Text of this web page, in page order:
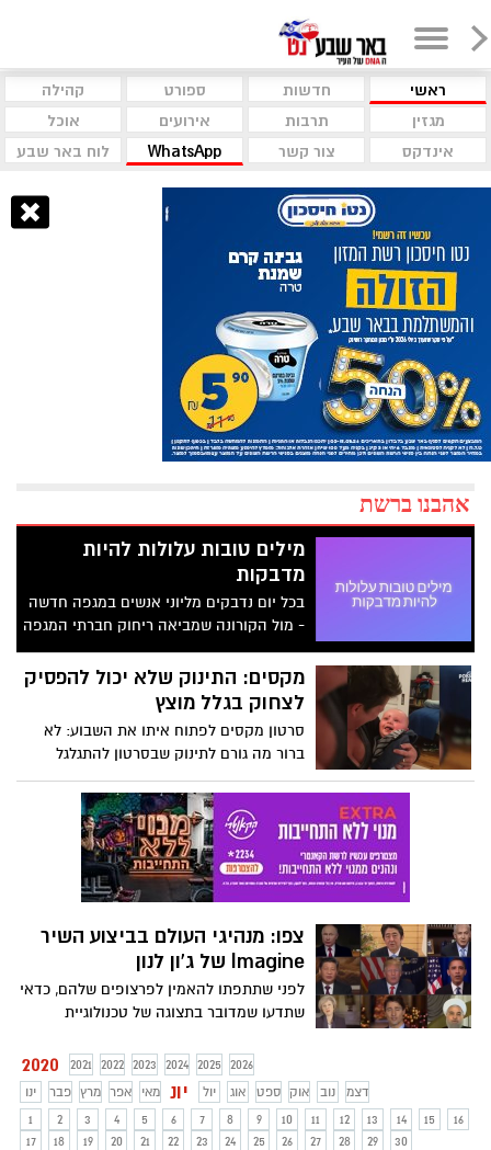
ראשי חדשות ספורט
קהילה
מגזין
תרבות אירועים
אוכל
אינדקס
צור קשר WhatsApp לוח באר שבע
אהבנו ברשת
מילים טובות עלולות להיות
מדבקות
בכל יום נדבקים מליוני אנשים במגפה חדשה
- מול הקורונה שמביאה ריחוק חברתי המגפה
הזאת דווקא מקרבת!
מקסים: התינוק שלא יכול להפסיק
לצחוק בגלל מוצץ
סרטון מקסים לפתוח איתו את השבוע: לא
ברור מה גורם לתינוק שבסרטון להתגלגל
מצחוק כשאנשים אחרים מכניסים מוצץ לפה,
אבל מה שבטוח זה יעשה לכם טוב על הלב -
צפו
צפו: מנהיגי העולם בביצוע השיר
Imagine של ג'ון לנון
לפני שתתפתו להאמין לפרצופים שלהם, כדאי
שתדעו שמדובר בתצוגה של טכנולוגיית
לייצר סרטונים מזויפים עם פרצופים (ואף
קולות) של אנשים אמיתיים. מי יודע, אולי יום
אחד באמת כל מנהיגי העולם ישירו יחדיו שירי
שלום – נותר לנו רק לקוות. צפו
2020 2021 2022 2023 2024 2025
2026
ינו
פבר מרץ אפר מאי יונ יול אוג ספט אוק נוב
דצמ
1
2 3 4 5 6 7 8 9 10 11 12 13 14 15
16
17
18 19 20 21 22 23 24 25 26 27 28 29 30